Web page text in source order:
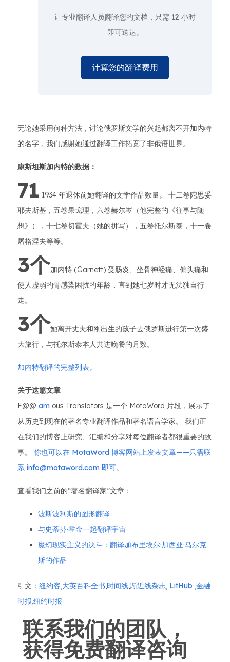
让专业翻译人员翻译您的文档，只需 12 小时
即可送达。
计算您的翻译费用
无论她采用何种方法，讨论俄罗斯文学的兴起都离不开加内特
的名字，我们感谢她通过翻译工作拓宽了非俄语世界。
康斯坦斯加内特的数据：
71 1934 年退休前她翻译的文学作品数量。 十二卷陀思妥
耶夫斯基，五卷果戈理，六卷赫尔岑（他完整的《往事与随
想》），十七卷切霍夫（她的拼写），五卷托尔斯泰，十一卷
屠格涅夫等等。
3个加内特 (Garnett) 受肠炎、坐骨神经痛、偏头痛和
使人虚弱的骨感染困扰的年龄，直到她七岁时才无法独自行
走。
3个她离开丈夫和刚出生的孩子去俄罗斯进行第一次盛
大旅行，与托尔斯泰本人共进晚餐的月数。
加内特翻译的完整列表。
关于这篇文章
F@@ am ous Translators 是一个 MotaWord 片段，展示了
从历史到现在的著名专业翻译作品和著名语言学家。 我们正
在我们的博客上研究、汇编和分享对每位翻译者都很重要的故
事。 你也可以在 MotaWord 博客网站上发表文章——只需联
系 info@motaword.com 即可。
查看我们之前的“著名翻译家”文章：
波斯波利斯的图形翻译
与史蒂芬·霍金一起翻译宇宙
魔幻现实主义的决斗：翻译加布里埃尔·加西亚·马尔克
斯的作品
引文： 纽约客,大英百科全书,时间线,渐近线杂志, LitHub ,金融
时报,纽约时报
联系我们的团队，
获得免费翻译咨询